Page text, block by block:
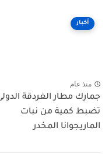
أخبار
منذ عام
جمارك مطار الغردقة
تضبط كمية من نبات
الماريجوانا المخدر